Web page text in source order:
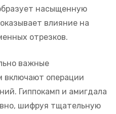
насыщенную
влияние на
отрезков.
важные
включают операции
Гиппокамп и амигдала
шифруя тщательную